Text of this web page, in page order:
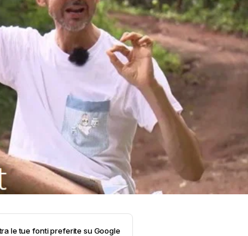
le tue fonti preferite su Google